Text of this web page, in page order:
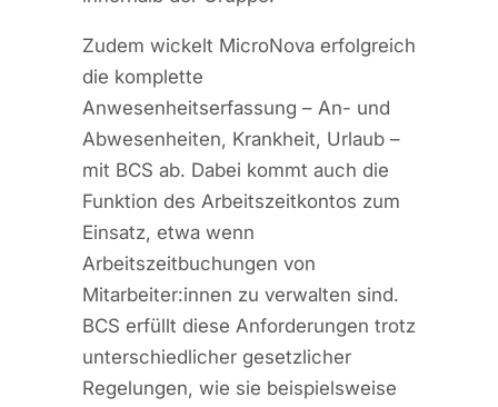
Zudem wickelt MicroNova erfolgreich
die komplette
Anwesenheitserfassung – An- und
Abwesenheiten, Krankheit, Urlaub –
mit BCS ab. Dabei kommt auch die
Funktion des Arbeitszeitkontos zum
Einsatz, etwa wenn
Arbeitszeitbuchungen von
Mitarbeiter:innen zu verwalten sind.
BCS erfüllt diese Anforderungen trotz
unterschiedlicher gesetzlicher
Regelungen, wie sie beispielsweise